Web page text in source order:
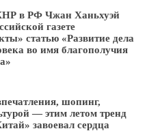
в РФ Чжан Ханьхуэй
газете
статью «Развитие дела
во имя благополучия
шопинг,
— этим летом тренд
завоевал сердца